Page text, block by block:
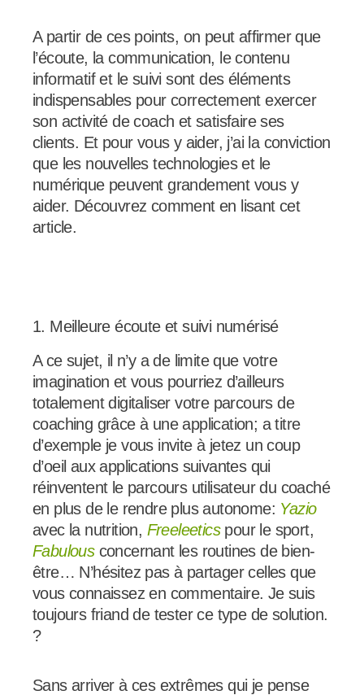
A partir de ces points, on peut affirmer que
l’écoute, la communication, le contenu
informatif et le suivi sont des éléments
indispensables pour correctement exercer
son activité de coach et satisfaire ses
clients. Et pour vous y aider, j’ai la conviction
que les nouvelles technologies et le
numérique peuvent grandement vous y
aider. Découvrez comment en lisant cet
article.
1. Meilleure écoute et suivi numérisé
A ce sujet, il n’y a de limite que votre
imagination et vous pourriez d’ailleurs
totalement digitaliser votre parcours de
coaching grâce à une application; a titre
d’exemple je vous invite à jetez un coup
d’oeil aux applications suivantes qui
réinventent le parcours utilisateur du coaché
en plus de le rendre plus autonome: Yazio
avec la nutrition, Freeleeticspour le sport,
Fabulousconcernant les routines de bien-
être… N’hésitez pas à partager celles que
vous connaissez en commentaire. Je suis
toujours friand de tester ce type de solution.
?
Sans arriver à ces extrêmes qui je pense